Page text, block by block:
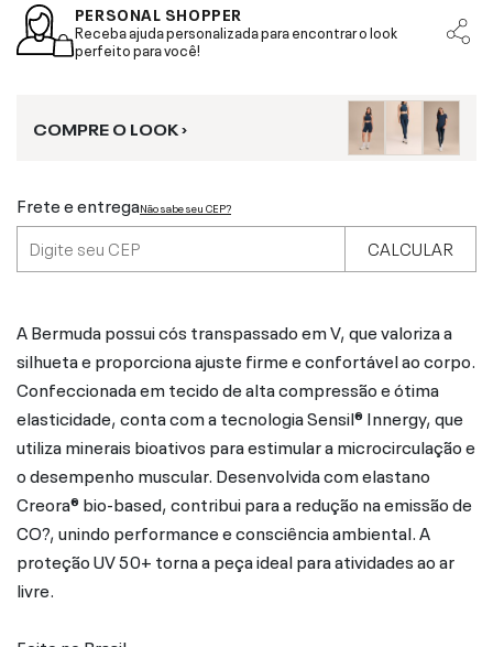
PERSONAL SHOPPER
Receba ajuda personalizada para encontrar o look
perfeito para você!
COMPRE O LOOK ›
Frete e entregaNão sabe seu CEP?
CALCULAR
A Bermuda possui cós transpassado em V, que valoriza a
silhueta e proporciona ajuste firme e confortável ao corpo.
Confeccionada em tecido de alta compressão e ótima
elasticidade, conta com a tecnologia Sensil® Innergy, que
utiliza minerais bioativos para estimular a microcirculação e
o desempenho muscular. Desenvolvida com elastano
Creora® bio-based, contribui para a redução na emissão de
CO?, unindo performance e consciência ambiental. A
proteção UV 50+ torna a peça ideal para atividades ao ar
livre.